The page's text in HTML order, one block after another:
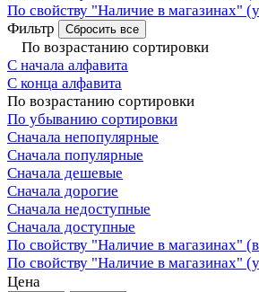
По свойству "Наличие в магазинах"
Фильтр
Сбросить все
По возрастанию сортировки
С начала алфавита
С конца алфавита
По возрастанию сортировки
По убыванию сортировки
Сначала непопулярные
Сначала популярные
Сначала дешевые
Сначала дорогие
Сначала недоступные
Сначала доступные
По свойству "Наличие в магазинах"
По свойству "Наличие в магазинах"
Цена